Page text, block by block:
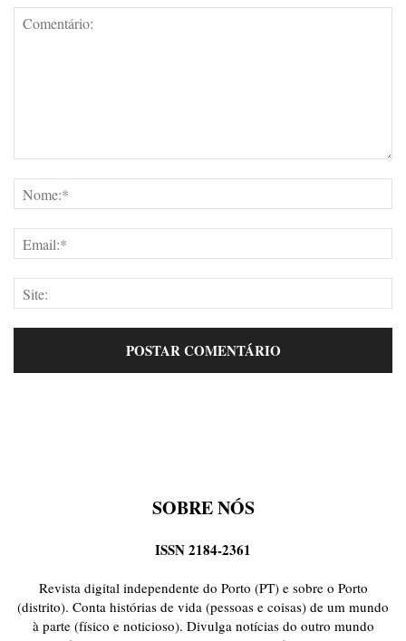
SOBRE NÓS
ISSN 2184-2361
Revista digital independente do Porto (PT) e sobre o Porto
(distrito). Conta histórias de vida (pessoas e coisas) de um mundo
à parte (físico e noticioso). Divulga notícias do outro mundo